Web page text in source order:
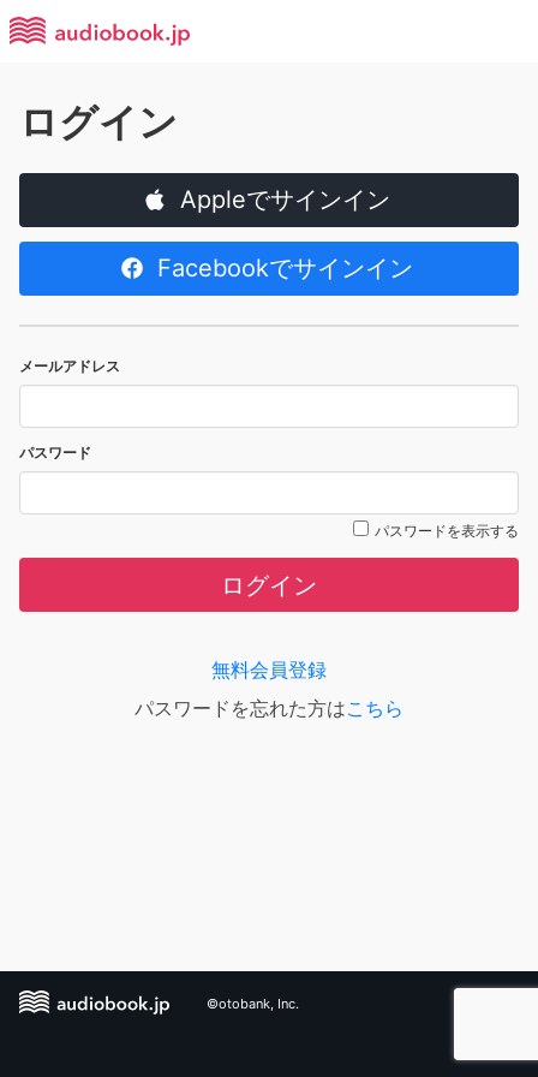
ログイン
Appleでサインイン
Facebookでサインイン
メールアドレス
パスワード
パスワードを表示する
ログイン
無料会員登録
パスワードを忘れた方はこちら
©otobank, Inc.